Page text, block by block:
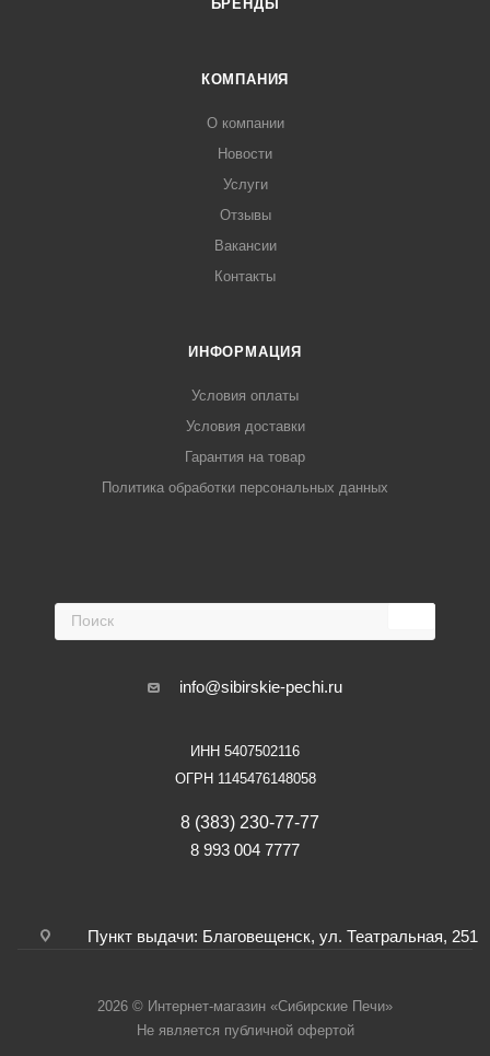
БРЕНДЫ
КОМПАНИЯ
О компании
Новости
Услуги
Отзывы
Вакансии
Контакты
ИНФОРМАЦИЯ
Условия оплаты
Условия доставки
Гарантия на товар
Политика обработки персональных данных
info@sibirskie-pechi.ru
ИНН 5407502116
ОГРН 1145476148058
8 (383) 230-77-77
8 993 004 7777
Пункт выдачи: Благовещенск, ул. Театральная, 251
2026 © Интернет-магазин «Сибирские Печи»
Не является публичной офертой